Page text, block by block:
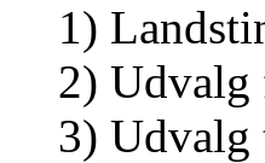
1)
2) Udvalg
3) Udvalg